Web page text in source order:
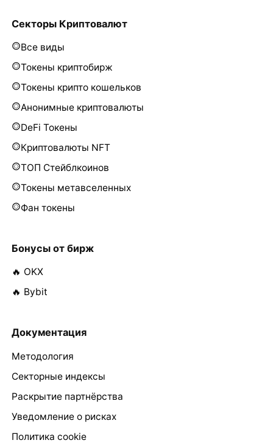
Секторы Криптовалют
Все виды
Токены криптобирж
Токены крипто кошельков
Анонимные криптовалюты
DeFi Токены
Криптовалюты NFT
ТОП Стейблкоинов
Токены метавселенных
Фан токены
Бонусы от бирж
🔥 OKX
🔥 Bybit
Документация
Методология
Секторные индексы
Раскрытие партнёрства
Уведомление о рисках
Политика cookie